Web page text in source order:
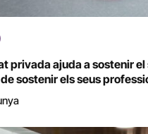
privada ajuda a sostenir
sostenir els seus